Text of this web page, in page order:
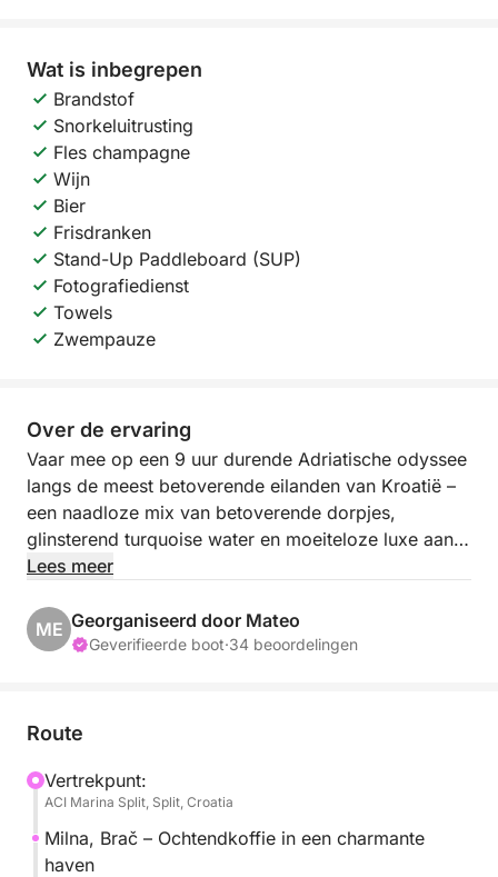
Wat is inbegrepen
Brandstof
Snorkeluitrusting
Fles champagne
Wijn
Bier
Frisdranken
Stand-Up Paddleboard (SUP)
Fotografiedienst
Towels
Zwempauze
Over de ervaring
Vaar mee op een 9 uur durende Adriatische odyssee
langs de meest betoverende eilanden van Kroatië –
een naadloze mix van betoverende dorpjes,
glinsterend turquoise water en moeiteloze luxe aan
zee.
Uw dag begint met een rustige koffiepauze in Milna,
een pittoresk havenstadje op het eiland Brač, waar
naar de dromerige Pakleni-eilanden, een wirwar van
het water zo helder is dat u er eindeloos kunt
zwemmen en snorkelen in alle rust.
Als het middaguur nadert, stuurt uw schipper u naar
Lees meer
ME Georganiseerd door Mateo
Geverifieerde boot·34 beoordelingen
Route
Vertrekpunt:
ACI Marina Split, Split, Croatia
Milna, Brač – Ochtendkoffie in een charmante
haven